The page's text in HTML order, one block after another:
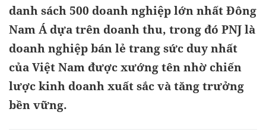
danh sách 500 doanh nghiệp lớn nhất Đông
Nam Á dựa trên doanh thu, trong đó PNJ là
doanh nghiệp bán lẻ trang sức duy nhất
của Việt Nam được xướng tên nhờ chiến
lược kinh doanh xuất sắc và tăng trưởng
bền vững.